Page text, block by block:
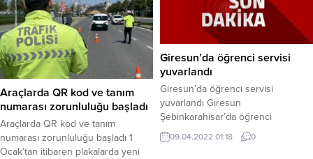
Araçlarda QR kod ve tanım
numarası zorunluluğu başladı
Araçlarda QR kod ve tanım
numarası zorunluluğu başladı 1
Ocak’tan itibaren plakalarda yeni
Giresun’da öğrenci servisi
yuvarlandı
Giresun’da öğrenci servisi
yuvarlandı Giresun
Şebinkarahisar’da öğrenci
servisinin yuvarlanması sonucu 7’si
öğrenci 8 kişi yaralandı. Giresun ili
09.04.2022 01:18 0